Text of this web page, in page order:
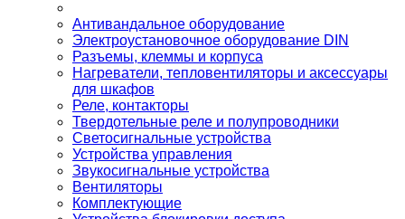
Антивандальное оборудование
Электроустановочное оборудование DIN
Разъемы, клеммы и корпуса
Нагреватели, тепловентиляторы и аксессуары
для шкафов
Реле, контакторы
Твердотельные реле и полупроводники
Светосигнальные устройства
Устройства управления
Звукосигнальные устройства
Вентиляторы
Комплектующие